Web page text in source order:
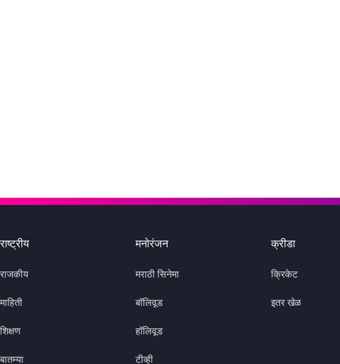
राष्ट्रीय
राजकीय
माहिती
शिक्षण
बातम्या
मनोरंजन
मराठी सिनेमा
बॉलिवूड
हॉलिवूड
टीव्ही
क्रीडा
क्रिकेट
इतर खेळ